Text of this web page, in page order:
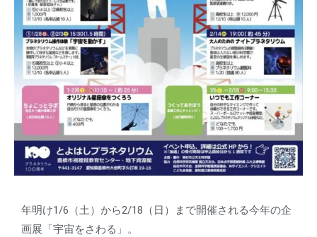
年明け1/6（土）から2/18（日）まで開催される今年の企
画展「宇宙をさわる」。